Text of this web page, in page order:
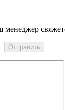
менеджер